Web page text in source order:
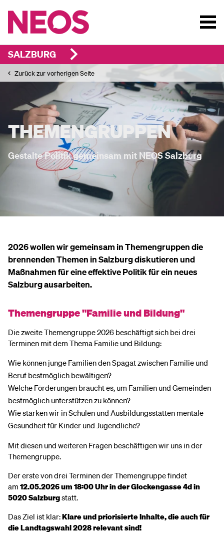
SALZBURG
Zurück zur vorherigen Seite
THEMENGRUPPEN
Gestalte Politik gemeinsam mit NEOS Salzburg
2026 wollen wir gemeinsam in Themengruppen die
brennenden Themen in Salzburg diskutieren und
Maßnahmen für eine effektive Politik für ein neues
Salzburg ausarbeiten.
Themengruppe "Familie und Bildung"
Die zweite Themengruppe 2026 beschäftigt sich bei drei
Terminen mit dem Thema Familie und Bildung:
Wie können junge Familien den Spagat zwischen Familie und
Beruf bestmöglich bewältigen?
Welche Förderungen braucht es, um Familien und Gemeinden
bestmöglich unterstützen zu können?
Wie stärken wir in Schulen und Ausbildungsstätten mentale
Gesundheit für Kinder und Jugendliche?
Mit diesen und weiteren Fragen beschäftigen wir uns in der
Themengruppe.
Der erste von drei Terminen der Themengruppe findet
am 12.05.2026 um 18:00 Uhr in der Glockengasse 4d in
5020 Salzburgstatt.
Das Ziel ist klar:Klare und priorisierte Inhalte, die auch für
die Landtagswahl 2028 relevant sind!